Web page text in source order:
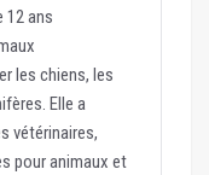
12 ans
les chiens, les
Elle a
vétérinaires,
pour animaux et